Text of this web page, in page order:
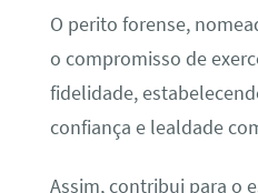
O perito forense,
o compromisso de
fidelidade,
confiança e lealdade
Assim, contribui para o